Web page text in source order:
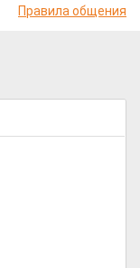
Правила общения